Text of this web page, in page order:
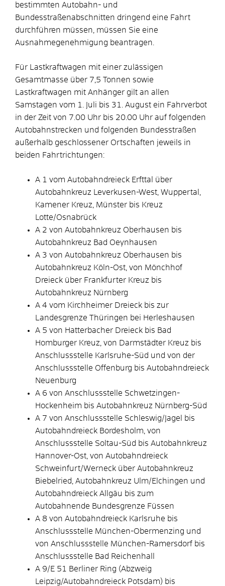
bestimmten Autobahn- und
Bundesstraßenabschnitten dringend eine Fahrt
durchführen müssen, müssen Sie eine
Ausnahmegenehmigung beantragen.
Für Lastkraftwagen mit einer zulässigen
Gesamtmasse über 7,5 Tonnen sowie
Lastkraftwagen mit Anhänger gilt an allen
Samstagen vom 1. Juli bis 31. August ein Fahrverbot
in der Zeit von 7.00 Uhr bis 20.00 Uhr auf folgenden
Autobahnstrecken und folgenden Bundesstraßen
außerhalb geschlossener Ortschaften jeweils in
beiden Fahrtrichtungen:
A 1 vom Autobahndreieck Erfttal über
Autobahnkreuz Leverkusen-West, Wuppertal,
Kamener Kreuz, Münster bis Kreuz
Lotte/Osnabrück
A 2 von Autobahnkreuz Oberhausen bis
Autobahnkreuz Bad Oeynhausen
A 3 von Autobahnkreuz Oberhausen bis
Autobahnkreuz Köln-Ost, von Mönchhof
Dreieck über Frankfurter Kreuz bis
Autobahnkreuz Nürnberg
A 4 vom Kirchheimer Dreieck bis zur
Landesgrenze Thüringen bei Herleshausen
A 5 von Hatterbacher Dreieck bis Bad
Homburger Kreuz, von Darmstädter Kreuz bis
Anschlussstelle Karlsruhe-Süd und von der
Anschlussstelle Offenburg bis Autobahndreieck
Neuenburg
A 6 von Anschlussstelle Schwetzingen-
Hockenheim bis Autobahnkreuz Nürnberg-Süd
A 7 von Anschlussstelle Schleswig/Jagel bis
Autobahndreieck Bordesholm, von
Anschlussstelle Soltau-Süd bis Autobahnkreuz
Hannover-Ost, von Autobahndreieck
Schweinfurt/Werneck über Autobahnkreuz
Biebelried, Autobahnkreuz Ulm/Elchingen und
Autobahndreieck Allgäu bis zum
Autobahnende Bundesgrenze Füssen
A 8 von Autobahndreieck Karlsruhe bis
Anschlussstelle München-Obermenzing und
von Anschlussstelle München-Ramersdorf bis
Anschlussstelle Bad Reichenhall
A 9/E 51 Berliner Ring (Abzweig
Leipzig/Autobahndreieck Potsdam) bis